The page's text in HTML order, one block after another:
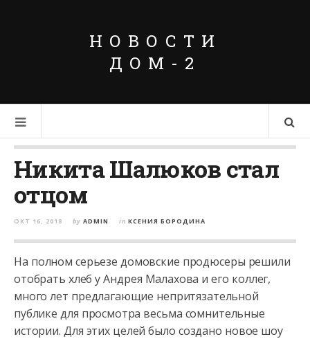
НОВОСТИ
ДОМ-2
Никита Шалюков стал
отцом
ОКТ 16, 2018 by ADMIN in КСЕНИЯ БОРОДИНА
На полном серьезе домовские продюсеры решили
отобрать хлеб у Андрея Малахова и его коллег,
много лет предлагающие непритязательной
публике для просмотра весьма сомнительные
истории. Для этих целей было создано новое шоу